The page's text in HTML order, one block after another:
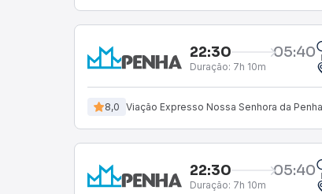
22:30 05:40
Duração: 7h 10m
8,0 Viação Expresso Nossa Senhora da Penha
22:30 05:40
Duração: 7h 10m